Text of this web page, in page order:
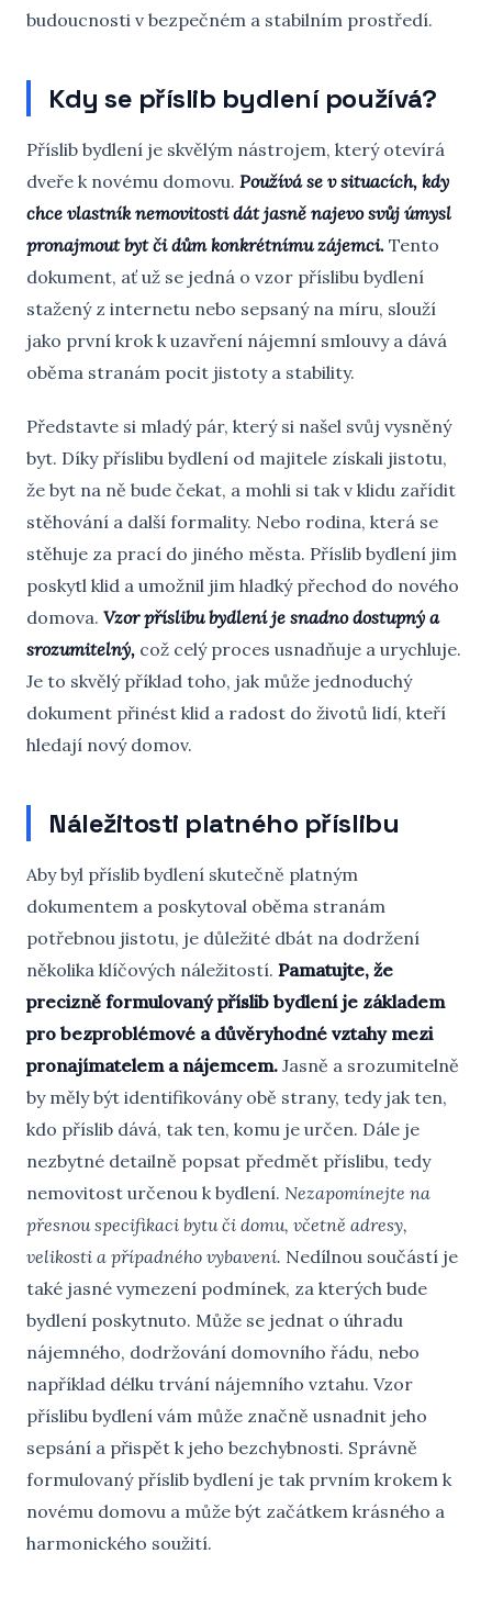
budoucnosti v bezpečném a stabilním prostředí.
Kdy se příslib bydlení používá?
Příslib bydlení je skvělým nástrojem, který otevírá
dveře k novému domovu. Používá se v situacích, kdy
chce vlastník nemovitosti dát jasně najevo svůj úmysl
pronajmout byt či dům konkrétnímu zájemci. Tento
dokument, ať už se jedná o vzor příslibu bydlení
stažený z internetu nebo sepsaný na míru, slouží
jako první krok k uzavření nájemní smlouvy a dává
oběma stranám pocit jistoty a stability.
Představte si mladý pár, který si našel svůj vysněný
byt. Díky příslibu bydlení od majitele získali jistotu,
že byt na ně bude čekat, a mohli si tak v klidu zařídit
stěhování a další formality. Nebo rodina, která se
stěhuje za prací do jiného města. Příslib bydlení jim
poskytl klid a umožnil jim hladký přechod do nového
domova. Vzor příslibu bydlení je snadno dostupný a
srozumitelný, což celý proces usnadňuje a urychluje.
Je to skvělý příklad toho, jak může jednoduchý
dokument přinést klid a radost do životů lidí, kteří
hledají nový domov.
Náležitosti platného příslibu
Aby byl příslib bydlení skutečně platným
dokumentem a poskytoval oběma stranám
potřebnou jistotu, je důležité dbát na dodržení
několika klíčových náležitostí. Pamatujte, že
precizně formulovaný příslib bydlení je základem
pro bezproblémové a důvěryhodné vztahy mezi
pronajímatelem a nájemcem. Jasně a srozumitelně
by měly být identifikovány obě strany, tedy jak ten,
kdo příslib dává, tak ten, komu je určen. Dále je
nezbytné detailně popsat předmět příslibu, tedy
nemovitost určenou k bydlení. Nezapomínejte na
přesnou specifikaci bytu či domu, včetně adresy,
velikosti a případného vybavení. Nedílnou součástí je
také jasné vymezení podmínek, za kterých bude
bydlení poskytnuto. Může se jednat o úhradu
nájemného, dodržování domovního řádu, nebo
například délku trvání nájemního vztahu. Vzor
příslibu bydlení vám může značně usnadnit jeho
sepsání a přispět k jeho bezchybnosti. Správně
formulovaný příslib bydlení je tak prvním krokem k
novému domovu a může být začátkem krásného a
harmonického soužití.